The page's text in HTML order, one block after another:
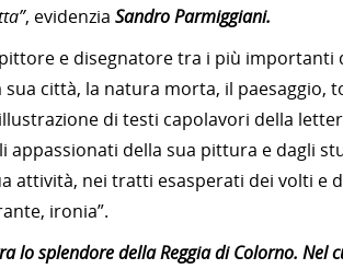
, evidenzia Sandro Parmiggiani.
e disegnatore tra i più importanti
sua città, la natura morta, il paesaggio,
di testi capolavori della
appassionati della sua pittura e dagli
attività, nei tratti esasperati dei volti e
ironia”.
lo splendore della Reggia di Colorno. Nel